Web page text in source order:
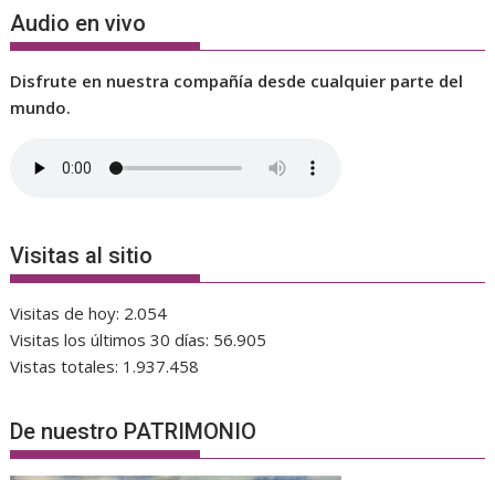
Audio en vivo
Disfrute en nuestra compañía desde cualquier parte del
mundo.
Visitas al sitio
Visitas de hoy: 2.054
Visitas los últimos 30 días: 56.905
Vistas totales: 1.937.458
De nuestro PATRIMONIO